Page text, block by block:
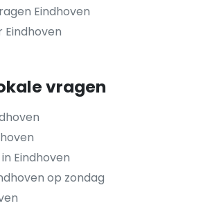
Eindhoven
vragen
Eindhoven
op zondag